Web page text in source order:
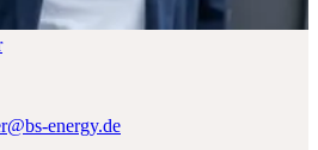
energy.de